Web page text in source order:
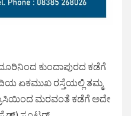
ಕುಂದಾಪುರದ ಕಡೆಗೆ
ಏಕಮುಖ ರಸ್ತೆಯಲ್ಲಿ ತಮ್ಮ
ತ್ರಾಸಿಯಿಂದ ಮರವಂತೆ ಕಡೆಗೆ ಅದೇ